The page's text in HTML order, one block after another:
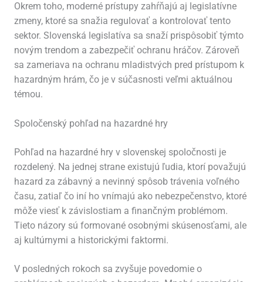
Okrem toho, moderné prístupy zahŕňajú aj legislatívne
zmeny, ktoré sa snažia regulovať a kontrolovať tento
sektor. Slovenská legislatíva sa snaží prispôsobiť týmto
novým trendom a zabezpečiť ochranu hráčov. Zároveň
sa zameriava na ochranu mladistvých pred prístupom k
hazardným hrám, čo je v súčasnosti veľmi aktuálnou
témou.
Spoločenský pohľad na hazardné hry
Pohľad na hazardné hry v slovenskej spoločnosti je
rozdelený. Na jednej strane existujú ľudia, ktorí považujú
hazard za zábavný a nevinný spôsob trávenia voľného
času, zatiaľ čo iní ho vnímajú ako nebezpečenstvo, ktoré
môže viesť k závislostiam a finančným problémom.
Tieto názory sú formované osobnými skúsenosťami, ale
aj kultúrnymi a historickými faktormi.
V posledných rokoch sa zvyšuje povedomie o